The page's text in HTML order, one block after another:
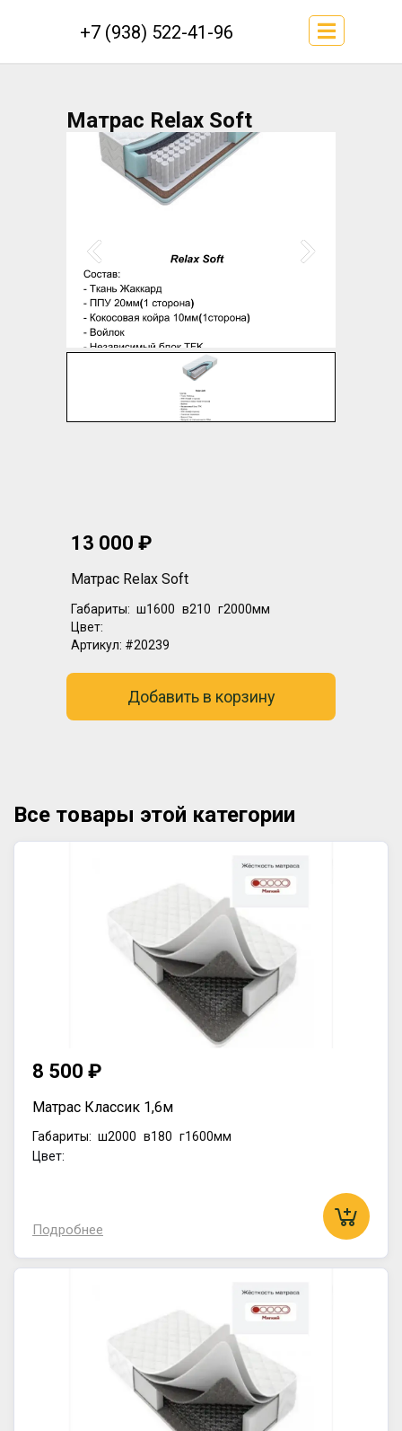
+7 (938) 522-41-96
Матрас Relax Soft
13 000 ₽
Матрас Relax Soft
Габариты: ш1600 в210 г2000мм
Цвет:
Артикул: #20239
Добавить в корзину
Все товары этой категории
8 500 ₽
Матрас Классик 1,6м
Габариты: ш2000 в180 г1600мм
Цвет:
Подробнее